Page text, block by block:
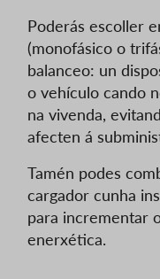
Poderás escoller
(monofásico o
balanceo: un
o vehículo cando
na vivenda,
afecten á
Tamén podes
cargador cunha
para incrementar
enerxética.